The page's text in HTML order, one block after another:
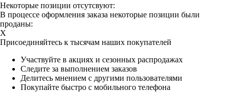
Некоторые позиции отсутсвуют:
В процессе оформления заказа некоторые позиции были
проданы:
X
Присоединяйтесь к тысячам наших покупателей
Участвуйте в акциях и сезонных распродажах
Следите за выполнением заказов
Делитесь мнением с другими пользователями
Покупайте быстро с мобильного телефона